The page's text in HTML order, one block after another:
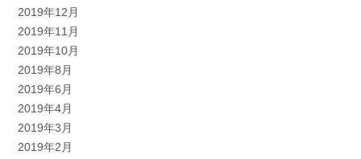
2019年12月
2019年11月
2019年10月
2019年8月
2019年6月
2019年4月
2019年3月
2019年2月